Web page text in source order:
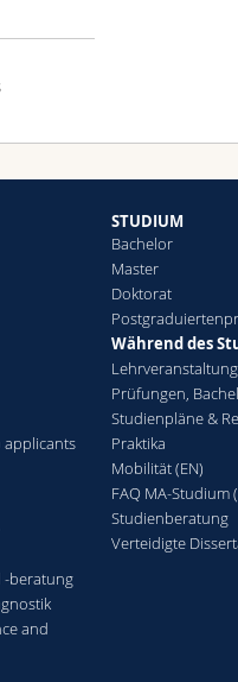
applicants
-beratung
and
STUDIUM
Bachelor
Master
Doktorat
Während des
Prüfungen,
Studienpläne &
Praktika
Mobilität (EN)
FAQ MA-Studium
Studienberatung
Verteidigte